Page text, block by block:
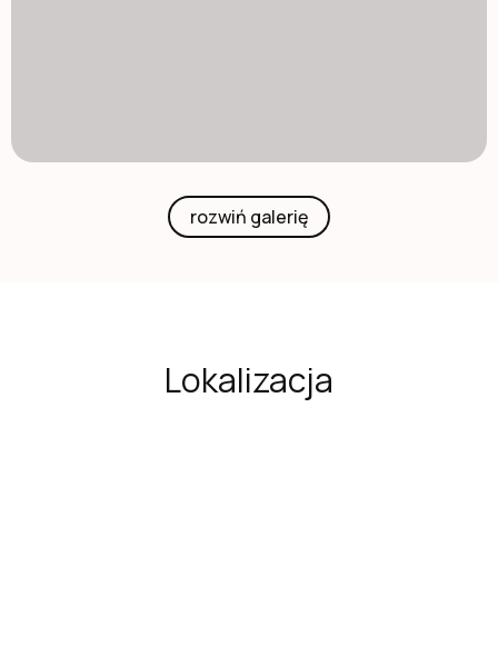
rozwiń galerię
Lokalizacja